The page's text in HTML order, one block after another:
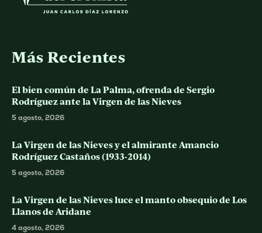
Más Recientes
El bien común de La Palma, ofrenda de Sergio
Rodríguez ante la Virgen de las Nieves
5 agosto, 2026
La Virgen de las Nieves y el almirante Amancio
Rodríguez Castaños (1933-2014)
5 agosto, 2026
La Virgen de las Nieves luce el manto obsequio de Los
Llanos de Aridane
4 agosto, 2026